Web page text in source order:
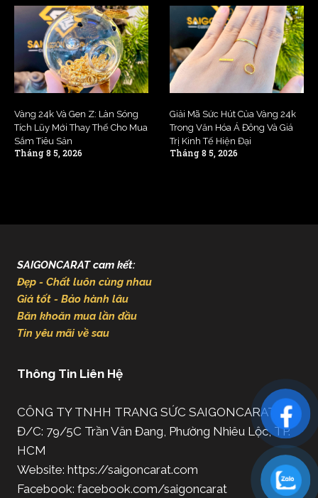
Vàng 24k Và Gen Z: Làn Sóng
Tích Lũy Mới Thay Thế Cho Mua
Sắm Tiêu Sản
Tháng 8 5, 2026
Giải Mã Sức Hút Của Vàng 24k
Trong Văn Hóa Á Đông Và Giá
Trị Kinh Tế Hiện Đại
Tháng 8 5, 2026
SAIGONCARAT cam kết:
Đẹp - Chất luôn cùng nhau
Giá tốt - Bảo hành lâu
Băn khoăn mua lần đầu
Tin yêu mãi về sau
Thông Tin Liên Hệ
CÔNG TY TNHH TRANG SỨC SAIGONCARAT
Đ/C: 79/5C Trần Văn Đang, Phường Nhiêu Lộc, TP.
HCM
Website: https://saigoncarat.com
Facebook: facebook.com/saigoncarat